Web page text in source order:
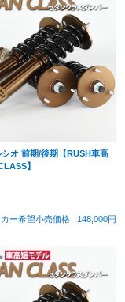
オ 前期/後期【RUSH車高
】
カー希望小売価格 148,000円